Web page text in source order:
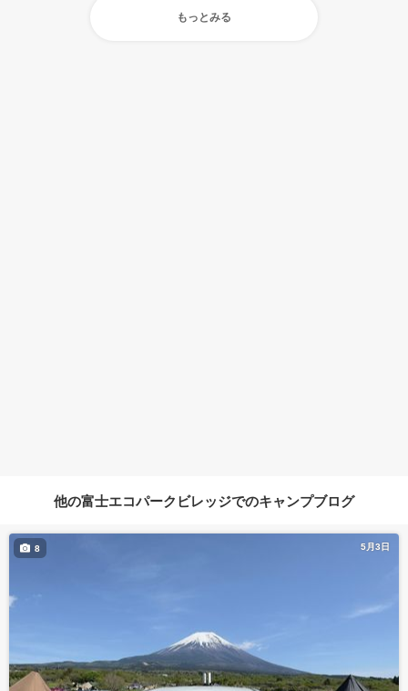
もっとみる
他の富士エコパークビレッジでのキャンプブログ
5月3日
8